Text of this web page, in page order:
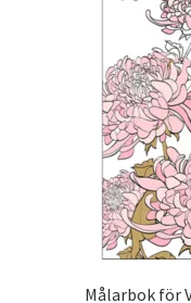
Målarbok för